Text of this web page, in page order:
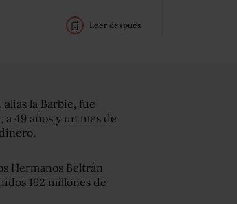
Leer después
la Barbie, fue
49 años y un mes de
Hermanos Beltrán
192 millones de